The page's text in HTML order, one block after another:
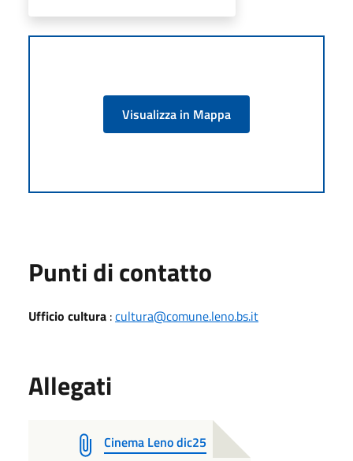
Visualizza in Mappa
Punti di contatto
Ufficio cultura :cultura@comune.leno.bs.it
Allegati
Cinema Leno dic25